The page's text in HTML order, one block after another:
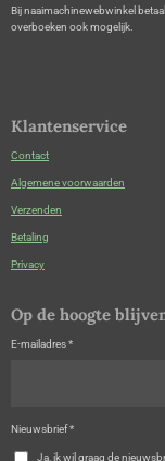
Bij naaimachinewebwinkel
overboeken ook mogelijk.
Klantenservice
Contact
Algemene voorwaarden
Verzenden
Betaling
Privacy
Op de hoogte
E-mailadres *
Nieuwsbrief *
Ja, ik wil graag de